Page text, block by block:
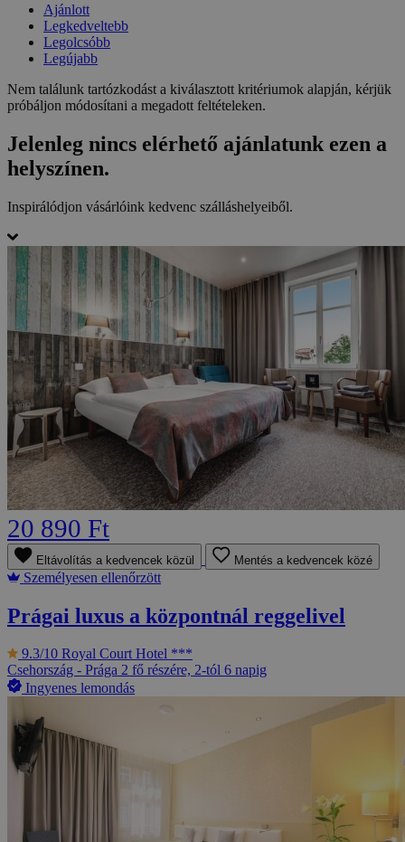
Ajánlott
Legkedveltebb
Legolcsóbb
Legújabb
Nem találunk tartózkodást a kiválasztott kritériumok alapján, kérjük
próbáljon módosítani a megadott feltételeken.
Jelenleg nincs elérhető ajánlatunk ezen a
helyszínen.
Inspirálódjon vásárlóink kedvenc szálláshelyeiből.
20 890 Ft
Eltávolítás a kedvencek közül Mentés a kedvencek közé
Személyesen ellenőrzött
Prágai luxus a központnál reggelivel
9.3/10 Royal Court Hotel ***
Csehország - Prága 2 fő részére, 2-tól 6 napig
Ingyenes lemondás